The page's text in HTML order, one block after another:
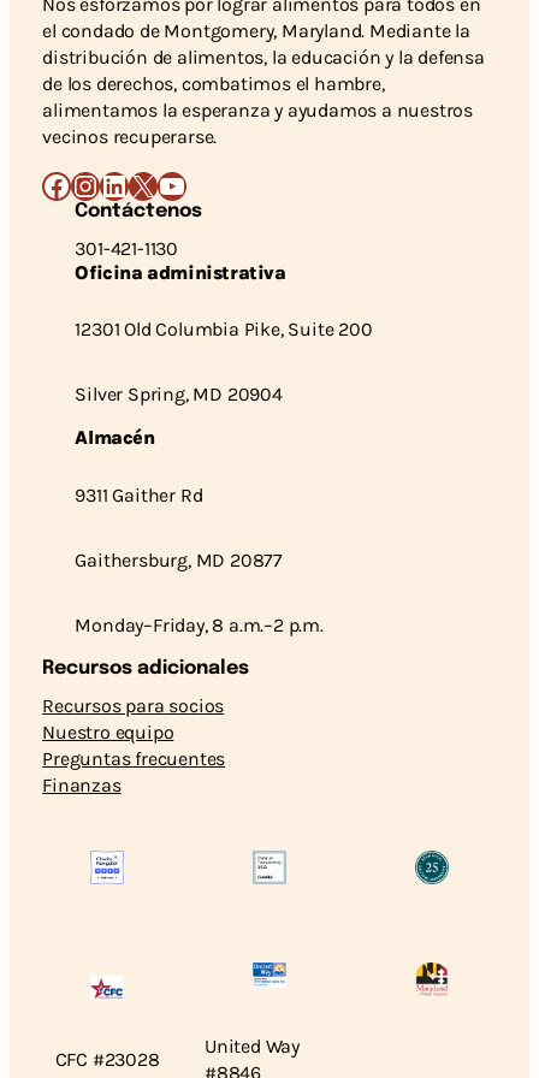
el condado de Montgomery, Maryland. Mediante la
distribución de alimentos, la educación y la defensa
de los derechos, combatimos el hambre,
alimentamos la esperanza y ayudamos a nuestros
vecinos recuperarse.
Facebook
Instagram
LinkedIn
X YouTube
Contáctenos
301-421-1130
Oficina administrativa
12301 Old Columbia Pike, Suite 200
Silver Spring, MD 20904
Almacén
9311 Gaither Rd
Gaithersburg, MD 20877
Monday–Friday, 8 a.m.–2 p.m.
Recursos adicionales
Recursos para socios
Nuestro equipo
Preguntas frecuentes
Finanzas
CFC #23028
United Way
#8846